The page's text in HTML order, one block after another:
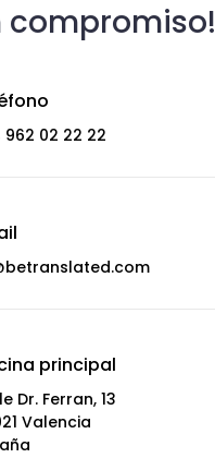
compromiso!
962 02 22 22
principal
Dr. Ferran, 13
Valencia